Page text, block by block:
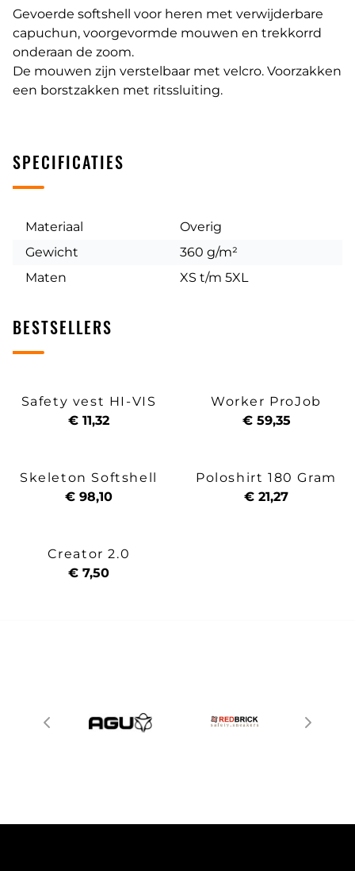
Gevoerde softshell voor heren met verwijderbare
capuchun, voorgevormde mouwen en trekkorrd
onderaan de zoom.
De mouwen zijn verstelbaar met velcro. Voorzakken
een borstzakken met ritssluiting.
SPECIFICATIES
Materiaal
Overig
Gewicht
360 g/m²
Maten
XS t/m 5XL
BESTSELLERS
Safety vest HI-VIS
€ 11,32
Worker ProJob
€ 59,35
Skeleton Softshell
€ 98,10
Poloshirt 180 Gram
€ 21,27
Creator 2.0
€ 7,50